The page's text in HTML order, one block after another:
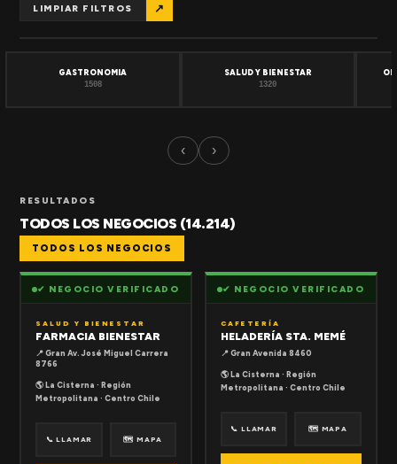
LIMPIAR FILTROS ↗
GASTRONOMIA
1508
SALUD Y BIENESTAR
1320
‹ ›
RESULTADOS
TODOS LOS NEGOCIOS (14.214)
TODOS LOS NEGOCIOS
✔ NEGOCIO VERIFICADO
SALUD Y BIENESTAR
FARMACIA BIENESTAR
📍 Gran Av. José Miguel Carrera
8766
🌎 La Cisterna · Región
Metropolitana · Centro Chile
📞 LLAMAR 🗺 MAPA
✔ NEGOCIO VERIFICADO
CAFETERÍA
HELADERÍA STA. MEMÉ
📍 Gran Avenida 8460
🌎 La Cisterna · Región
Metropolitana · Centro Chile
📞 LLAMAR 🗺 MAPA